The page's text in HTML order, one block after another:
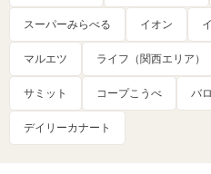
スーパーみらべる イオン
マルエツ ライフ（関西エリア）
サミット コープこうべ バ
デイリーカナート